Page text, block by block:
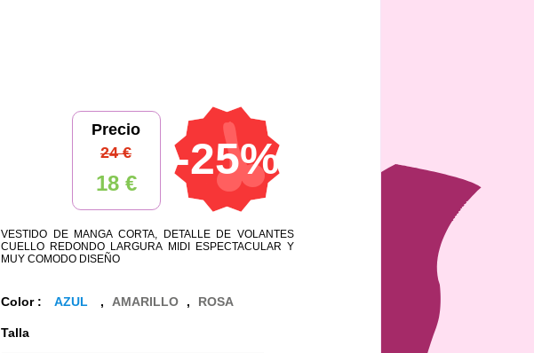
Precio
24 €
18 € -25%
VESTIDO DE MANGA CORTA, DETALLE DE VOLANTES
CUELLO REDONDO LARGURA MIDI ESPECTACULAR Y
MUY COMODO DISEÑO
Color : AZUL , AMARILLO , ROSA
Talla